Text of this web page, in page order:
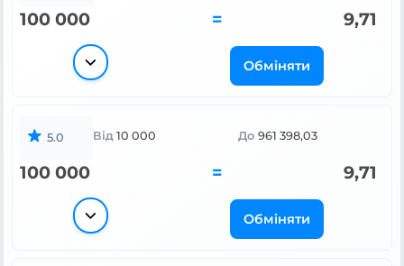
100 000 = 9,71
Обміняти
5.0 Від 10 000 До 961 398,03
100 000 = 9,71
Обміняти